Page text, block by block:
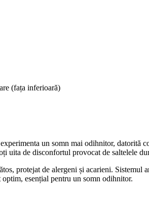
(fața inferioară)
un somn mai odihnitor, datorită
de disconfortul provocat de saltelele
protejat de alergeni și acarieni.
esențial pentru un somn odihnitor.